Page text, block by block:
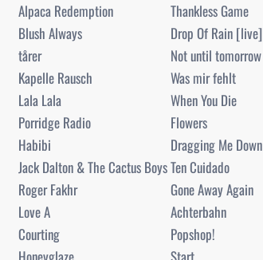
Alpaca Redemption
Thankless Game
Blush Always
Drop Of Rain [live]
tårer
Not until tomorrow
Kapelle Rausch
Was mir fehlt
Lala Lala
When You Die
Porridge Radio
Flowers
Habibi
Dragging Me Down
Jack Dalton & The Cactus BoysTen Cuidado
Roger Fakhr
Gone Away Again
Love A
Achterbahn
Courting
Popshop!